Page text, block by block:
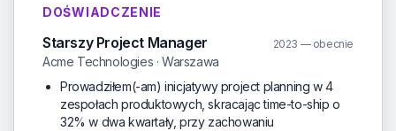
DOŚWIADCZENIE
Starszy Project Manager 2023 — obecnie
Acme Technologies · Warszawa
Prowadziłem(-am) inicjatywy project planning w 4
zespołach produktowych, skracając time-to-ship o
32% w dwa kwartały, przy zachowaniu